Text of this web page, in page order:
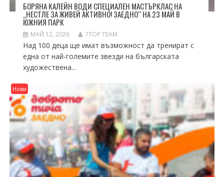
БОРЯНА КАЛЕЙН ВОДИ СПЕЦИАЛЕН МАСТЪРКЛАС НА
„НЕСТЛЕ ЗА ЖИВЕЙ АКТИВНО! ЗАЕДНО“ НА 23 МАЙ В
ЮЖНИЯ ПАРК
МАЙ 12, 2026 7TOP TEAM
Над 100 деца ще имат възможност да тренират с
една от най-големите звезди на българската
художествена...
Нови